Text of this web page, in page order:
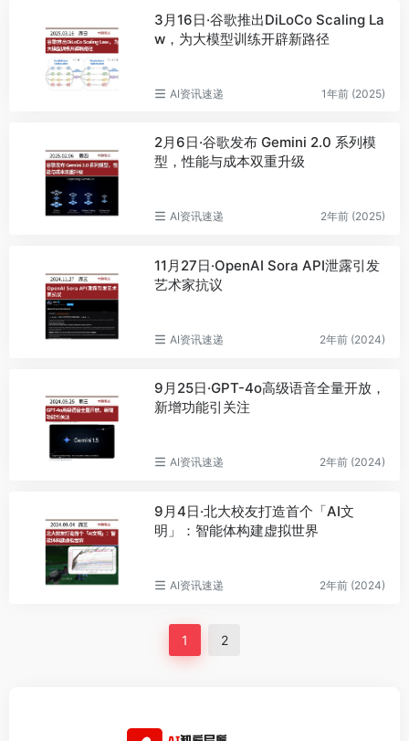
3月16日·谷歌推出DiLoCo Scaling La
w，为大模型训练开辟新路径
AI资讯速递 1年前 (2025)
2月6日·谷歌发布 Gemini 2.0 系列模
型，性能与成本双重升级
AI资讯速递 2年前 (2025)
11月27日·OpenAI Sora API泄露引发
艺术家抗议
AI资讯速递 2年前 (2024)
9月25日·GPT-4o高级语音全量开放，
新增功能引关注
AI资讯速递 2年前 (2024)
9月4日·北大校友打造首个「AI文
明」：智能体构建虚拟世界
AI资讯速递 2年前 (2024)
1 2